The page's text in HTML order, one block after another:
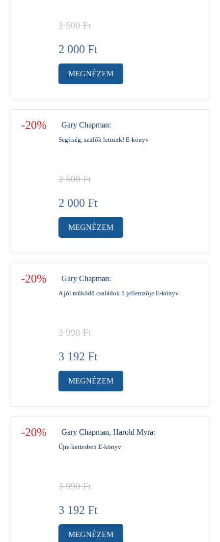
2 500Ft
2 000 Ft
MEGNÉZEM
-20% Gary Chapman:
Segítség, szülők lettünk! E-könyv
2 500Ft
2 000 Ft
MEGNÉZEM
-20% Gary Chapman:
A jól működő családok 5 jellemzője E-könyv
3 990Ft
3 192 Ft
MEGNÉZEM
-20% Gary Chapman, Harold Myra:
Újra kettesben E-könyv
3 990Ft
3 192 Ft
MEGNÉZEM